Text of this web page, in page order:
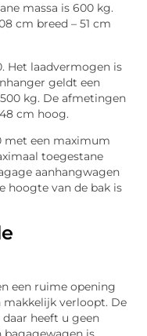
massa is 600 kg.
cm breed – 51 cm
Het laadvermogen is
geldt een
kg. De afmetingen
cm hoog.
met een maximum
toegestane
aanhangwagen
hoogte van de bak is
een ruime opening
makkelijk verloopt. De
heeft u geen